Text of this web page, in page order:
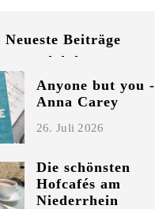
Neueste Beiträge
Anyone but you -
Anna Carey
26. Juli 2026
Die schönsten
Hofcafés am
Niederrhein